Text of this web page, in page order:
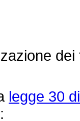
legge 30